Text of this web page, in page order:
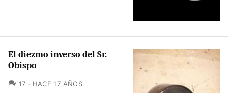
El diezmo inverso del Sr.
Obispo
17 COMENTARIOS
HACE 17 AÑOS